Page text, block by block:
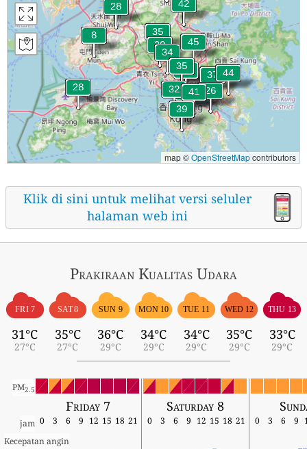
map ©OpenStreetMapcontributors
Klik di sini untuk melihat versi seluler
halaman web ini
Prakiraan Kualitas Udara
FRI 7
31°C
27°C
SAT 8
35°C
27°C
SUN 9
36°C
29°C
MON 10
34°C
29°C
TUE 11
34°C
29°C
WED 12
35°C
29°C
THU 13
33°C
29°C
PM2.5
Friday 7 Saturday 8
jam 0 3 6 9 12 15 18 21 0 3 6 9 12 15 18 21 0 3 6 9
Kecepatan angin